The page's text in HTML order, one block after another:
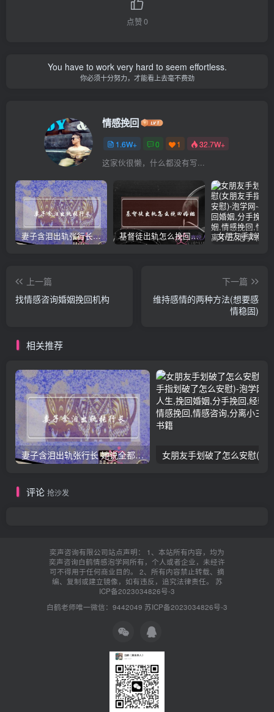
点赞0
You have to work very hard to seem effortless.
你必须十分努力，才能看上去毫不费劲
情感挽回
1.6W+ 0 1 32.7W+
这家伙很懒，什么都没有写...
妻子含泪出轨张行长 她说全都是因为家中 基督徒出轨怎么挽回婚姻(基督徒面对出轨婚姻)
上一篇
找情感咨询婚姻挽回机构
下一篇
维持感情的两种方法(想要感
情稳固)
相关推荐
妻子含泪出轨张行长 她说全都是因为家中
评论 抢沙发
奕声咨询有限公司站点声明： 1、本站所有内容，均为
奕声咨询白鹤情感泡学网所有，个人或者企业，未经许
可不得用于任何商业目的。 2、所有内容禁止转载、摘
编、复制或建立镜像，如有违反，追究法律责任。 苏
ICP备2023034826号-3
白鹤老师唯一微信：9442049 苏ICP备2023034826号-3